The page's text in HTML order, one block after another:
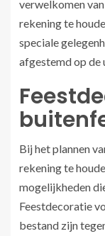
verwelkomen
rekening te
speciale
afgestemd op de
Bij het plannen
rekening te
mogelijkheden
Feestdecoratie
bestand zijn